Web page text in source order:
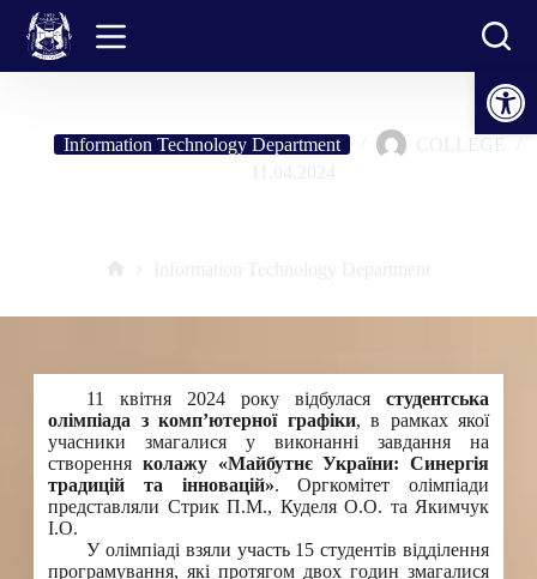
Open toolbar
content
Information Technology Department
COLLEGE
11.04.2024
Information Technology Department
11 квітня 2024 року відбулася студентська
олімпіада з комп’ютерної графіки, в рамках якої
учасники змагалися у виконанні завдання на
створення колажу «Майбутнє України: Синергія
традицій та інновацій». Оргкомітет олімпіади
представляли Стрик П.М., Куделя О.О. та Якимчук
І.О.
У олімпіаді взяли участь 15 студентів відділення
програмування, які протягом двох годин змагалися